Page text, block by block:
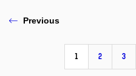
Previous
1 2 3